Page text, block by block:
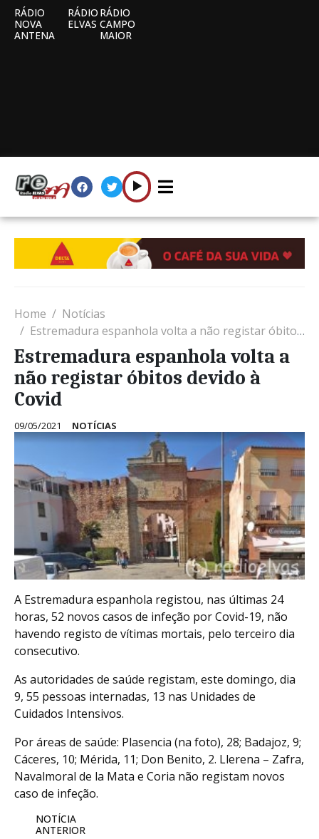
RÁDIO
NOVA
ANTENA
RÁDIO
ELVAS
RÁDIO
CAMPO
MAIOR
Home
Notícias
Estremadura espanhola volta a não registar óbitos devido à Covid
Estremadura espanhola volta a
não registar óbitos devido à
Covid
09/05/2021 NOTÍCIAS
A Estremadura espanhola registou, nas últimas 24
horas, 52 novos casos de infeção por Covid-19, não
havendo registo de vítimas mortais, pelo terceiro dia
consecutivo.
As autoridades de saúde registam, este domingo, dia
9, 55 pessoas internadas, 13 nas Unidades de
Cuidados Intensivos.
Por áreas de saúde: Plasencia (na foto), 28; Badajoz, 9;
Cáceres, 10; Mérida, 11; Don Benito, 2. Llerena – Zafra,
Navalmoral de la Mata e Coria não registam novos
caso de infeção.
NOTÍCIA
ANTERIOR